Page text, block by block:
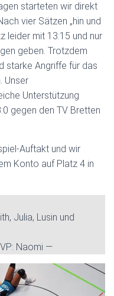
starteten wir direkt
vier Sätzen „hin und
leider mit 13:15 und nur
geben. Trotzdem
starke Angriffe für das
Unser
Unterstützung
gegen den TV Bretten
Auftakt und wir
Konto auf Platz 4 in
Julia, Lusin und
Naomi —